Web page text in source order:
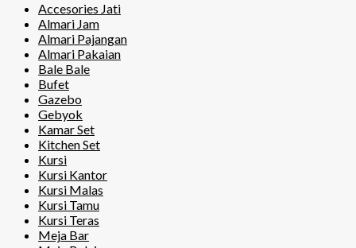
Accesories Jati
Almari Jam
Almari Pajangan
Almari Pakaian
Bale Bale
Bufet
Gazebo
Gebyok
Kamar Set
Kitchen Set
Kursi
Kursi Kantor
Kursi Malas
Kursi Tamu
Kursi Teras
Meja Bar